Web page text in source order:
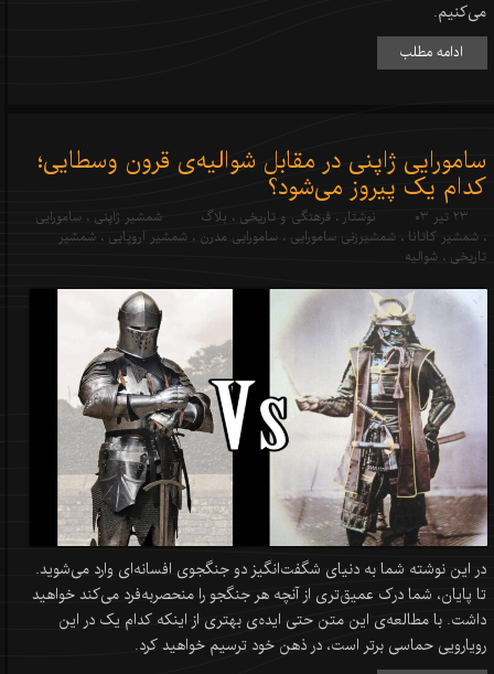
می‌کنیم.
ادامه مطلب
سامورایی ژاپنی در مقابل شوالیه‌ی قرون ‌وسطایی؛
کدام یک پیروز می‌شود؟
۲۳ تیر ۰۳ نوشتار ، فرهنگی و تاریخی ، بلاگ شمشیر ژاپنی ، سامورایی
، شمشیر کاتانا ، شمشیرزنی سامورایی ، سامورایی مدرن ، شمشیر اروپایی ، شمشیر
تاریخی ، شوالیه
در این نوشته شما به دنیای شگفت‌انگیز دو جنگجوی افسانه‌ای وارد می‌شوید.
تا پایان، شما درک عمیق‌تری از آنچه هر جنگجو را منحصر‌به‌فرد می‌کند خواهید
داشت. با مطالعه‌ی این متن حتی ایده‌ی بهتری از اینکه کدام یک در این
رویارویی حماسی برتر است، در ذهن خود ترسیم خواهید کرد.